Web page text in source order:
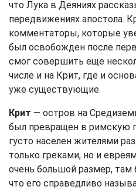
что Лука в Деяниях
передвижениях апостола.
комментаторы, которые
был освобожден после
смог совершить еще
числе и на Крит, где и
уже существующие.
Крит — остров на
был превращен в римскую
густо населен жителями
только греками, но и
очень большой размер, там
что его справедливо